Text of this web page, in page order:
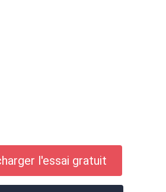
l'essai gratuit